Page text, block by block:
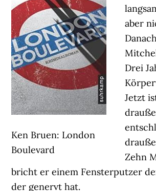
Ken Bruen: London
Boulevard
aber
Drei
Jetzt
Zehn
bricht er einem Fensterputzer
der genervt hat.